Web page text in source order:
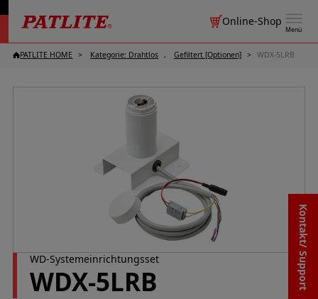
Menü
Online-Shop
Kontakt/ Support
PATLITE HOME Kategorie: Drahtlos Gefiltert [Optionen] WDX-5LRB
WD-Systemeinrichtungsset
WDX-5LRB